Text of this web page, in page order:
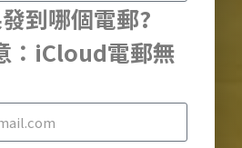
到哪個電郵?
：iCloud電郵無